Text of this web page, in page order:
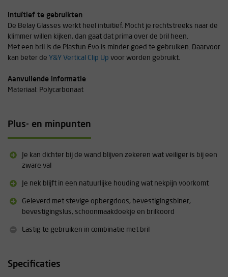
Intuïtief te gebruikten
De Belay Glasses werkt heel intuïtief. Mocht je rechtstreeks naar de
klimmer willen kijken, dan gaat dat prima over de bril heen.
Met een bril is de Plasfun Evo is minder goed te gebruiken. Daarvoor
kan beter de Y&Y Vertical Clip Up voor worden gebruikt.
Aanvullende informatie
Materiaal: Polycarbonaat
Plus- en minpunten
Je kan dichter bij de wand blijven zekeren wat veiliger is bij een
zware val
Je nek blijft in een natuurlijke houding wat nekpijn voorkomt
Geleverd met stevige opbergdoos, bevestigingsbiner,
bevestigingslus, schoonmaakdoekje en brilkoord
Lastig te gebruiken in combinatie met bril
Specificaties